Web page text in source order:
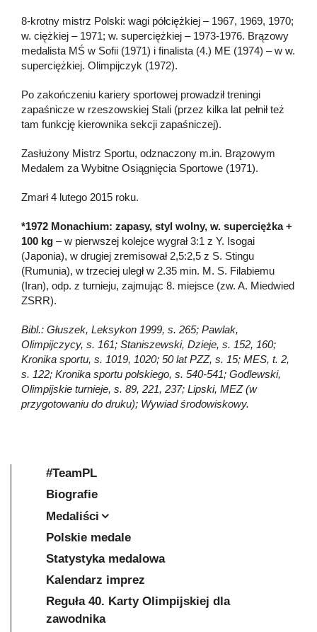
8-krotny mistrz Polski: wagi półciężkiej – 1967, 1969, 1970;
w. ciężkiej – 1971; w. superciężkiej – 1973-1976. Brązowy
medalista MŚ w Sofii (1971) i finalista (4.) ME (1974) – w w.
superciężkiej. Olimpijczyk (1972).
Po zakończeniu kariery sportowej prowadził treningi
zapaśnicze w rzeszowskiej Stali (przez kilka lat pełnił też
tam funkcję kierownika sekcji zapaśniczej).
Zasłużony Mistrz Sportu, odznaczony m.in. Brązowym
Medalem za Wybitne Osiągnięcia Sportowe (1971).
Zmarł 4 lutego 2015 roku.
*1972 Monachium: zapasy, styl wolny, w. superciężka +
100 kg – w pierwszej kolejce wygrał 3:1 z Y. Isogai
(Japonia), w drugiej zremisował 2,5:2,5 z S. Stingu
(Rumunia), w trzeciej uległ w 2.35 min. M. S. Filabiemu
(Iran), odp. z turnieju, zajmując 8. miejsce (zw. A. Miedwied
ZSRR).
Bibl.: Głuszek, Leksykon 1999, s. 265; Pawlak,
Olimpijczycy, s. 161; Staniszewski, Dzieje, s. 152, 160;
Kronika sportu, s. 1019, 1020; 50 lat PZZ, s. 15; MES, t. 2,
s. 122; Kronika sportu polskiego, s. 540-541; Godlewski,
Olimpijskie turnieje, s. 89, 221, 237; Lipski, MEZ (w
przygotowaniu do druku); Wywiad środowiskowy.
#TeamPL
Biografie
Medaliści
Polskie medale
Statystyka medalowa
Kalendarz imprez
Reguła 40. Karty Olimpijskiej dla
zawodnika